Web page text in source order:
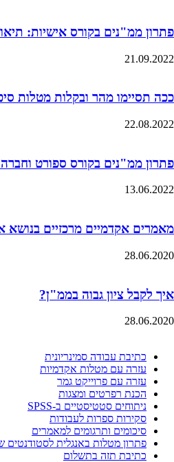
פתרון ממ"נים בקורס אישיות:
21.09.2022
ככה תסיימו מהר ובקלות מטלות
22.08.2022
פתרון ממ"נים בקורס ספורט
13.06.2022
מאמרים אקדמיים מרכזיים בנושא
28.06.2020
איך לקבל ציון גבוה בממ"ן?
28.06.2020
כתיבת עבודה סמינריונית
עזרה עם מטלות אקדמיות
עזרה עם פרוייקט גמר
הכנת רפרטים ומצגות
ניתוחים סטטיסטיים ב-SPSS
סקירות ספרות לעבודות
סיכומים ותרגומים למאמרים
פתרון מטלות באנגלית לסטודנטים
כתיבת תזה בתשלום